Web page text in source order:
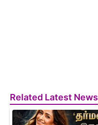
Related Latest News